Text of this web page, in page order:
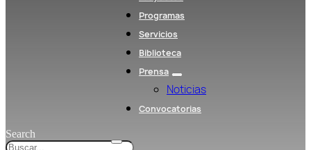
Search
Programas
Servicios
Biblioteca
Prensa
Noticias
Convocatorias